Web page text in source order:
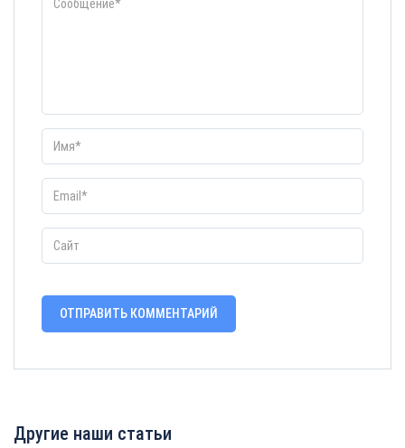
Другие наши статьи